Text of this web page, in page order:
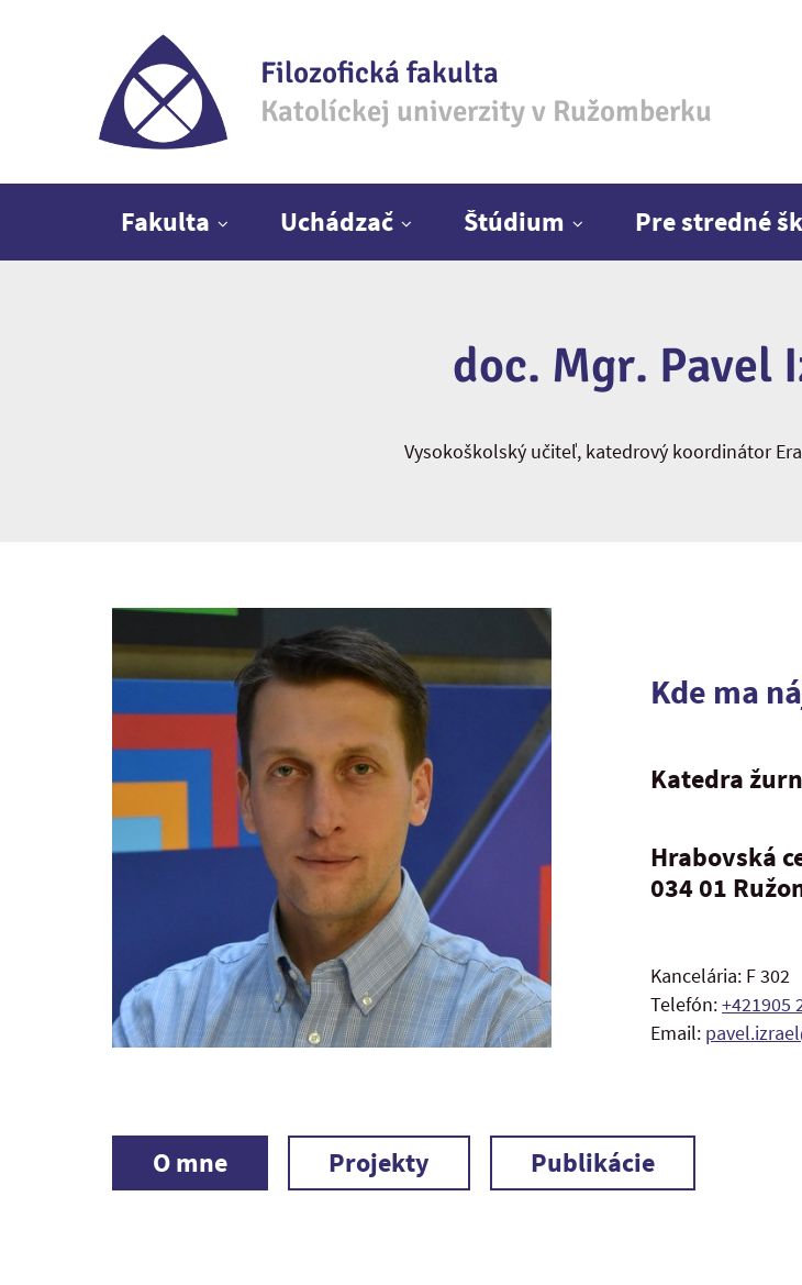
Filozofická fakulta
Katolíckej univerzity v Ružomberku
Fakulta Uchádzač Štúdium Pre stredné
doc. Mgr. Pavel
Vysokoškolský učiteľ, katedrový koordinátor
Kde ma
Katedra
Hrabovská
034 01
Kancelária: F 302
Telefón:+421905
Email:
O mne Projekty Publikácie